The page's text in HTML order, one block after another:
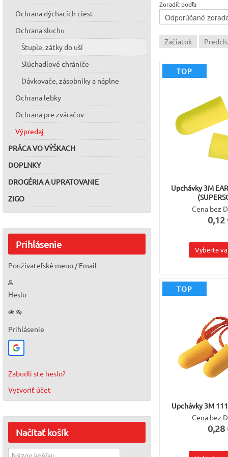
Ochrana dýchacích ciest
Ochrana sluchu
Štuple, zátky do uší
Slúchadlové chrániče
Dávkovače, zásobníky a náplne
Ochrana lebky
Ochrana pre zváračov
Výpredaj
PRÁCA VO VÝŠKACH
DOPLNKY
DROGÉRIA A UPRATOVANIE
ZIGO
Prihlásenie
Používateľské meno / Email
Heslo
Prihlásenie
Zabudli ste heslo?
Vytvoriť účet
Načítaťkošík
Zoradiť podľa
Začiatok Predch.
TOP
Upchávky 3M
Cena bez
0,12
Vyberte
TOP
Upchávky 3M
Cena bez
0,28